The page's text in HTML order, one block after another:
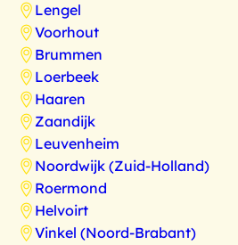
Lengel
Voorhout
Brummen
Loerbeek
Haaren
Zaandijk
Leuvenheim
Noordwijk (Zuid-Holland)
Roermond
Helvoirt
Vinkel (Noord-Brabant)